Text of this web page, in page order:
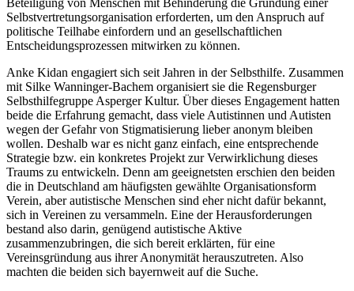
Beteiligung von Menschen mit Behinderung die Gründung einer
Selbstvertretungsorganisation erforderten, um den Anspruch auf
politische Teilhabe einfordern und an gesellschaftlichen
Entscheidungsprozessen mitwirken zu können.
Anke Kidan engagiert sich seit Jahren in der Selbsthilfe. Zusammen
mit Silke Wanninger-Bachem organisiert sie die Regensburger
Selbsthilfegruppe Asperger Kultur. Über dieses Engagement hatten
beide die Erfahrung gemacht, dass viele Autistinnen und Autisten
wegen der Gefahr von Stigmatisierung lieber anonym bleiben
wollen. Deshalb war es nicht ganz einfach, eine entsprechende
Strategie bzw. ein konkretes Projekt zur Verwirklichung dieses
Traums zu entwickeln. Denn am geeignetsten erschien den beiden
die in Deutschland am häufigsten gewählte Organisationsform
Verein, aber autistische Menschen sind eher nicht dafür bekannt,
sich in Vereinen zu versammeln. Eine der Herausforderungen
bestand also darin, genügend autistische Aktive
zusammenzubringen, die sich bereit erklärten, für eine
Vereinsgründung aus ihrer Anonymität herauszutreten. Also
machten die beiden sich bayernweit auf die Suche.